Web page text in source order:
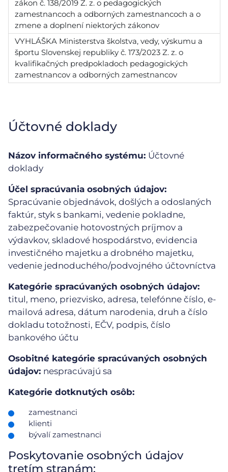
zákon č. 138/2019 Z. z. o pedagogických
zamestnancoch a odborných zamestnancoch a o
zmene a doplnení niektorých zákonov
VYHLÁŠKA Ministerstva školstva, vedy, výskumu a
športu Slovenskej republiky č. 173/2023 Z. z. o
kvalifikačných predpokladoch pedagogických
zamestnancov a odborných zamestnancov
Účtovné doklady
Názov informačného systému: Účtovné
doklady
Účel spracúvania osobných údajov:
Spracúvanie objednávok, došlých a odoslaných
faktúr, styk s bankami, vedenie pokladne,
zabezpečovanie hotovostných príjmov a
výdavkov, skladové hospodárstvo, evidencia
investičného majetku a drobného majetku,
vedenie jednoduchého/podvojného účtovníctva
Kategórie spracúvaných osobných údajov:
titul, meno, priezvisko, adresa, telefónne číslo, e-
mailová adresa, dátum narodenia, druh a číslo
dokladu totožnosti, EČV, podpis, číslo
bankového účtu
Osobitné kategórie spracúvaných osobných
údajov: nespracúvajú sa
Kategórie dotknutých osôb:
zamestnanci
klienti
bývalí zamestnanci
Poskytovanie osobných údajov
tretím stranám: